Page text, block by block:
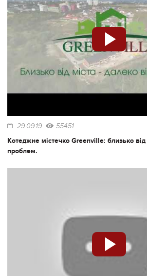
29.09.19 55451
Котеджне містечко Greenville: близько від
проблем.